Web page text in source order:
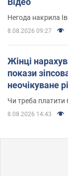
Негода накрила
8.08.2026 09:27
Жінці
покази
неочікуване
Чи треба платити
8.08.2026 14:43